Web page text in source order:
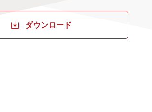
ダウンロード